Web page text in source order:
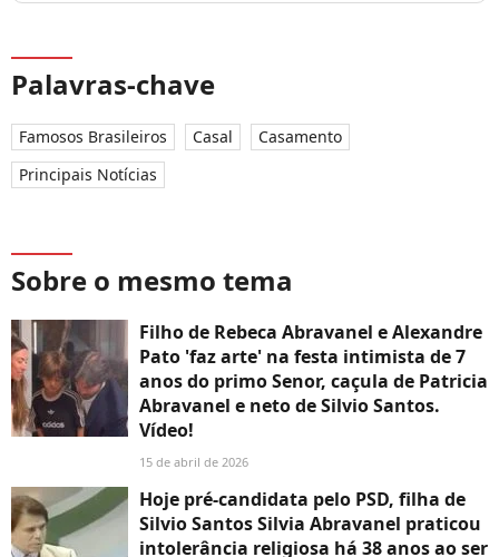
Palavras-chave
Famosos Brasileiros Casal
Casamento
Principais Notícias
Sobre o mesmo tema
Filho de Rebeca Abravanel e Alexandre
Pato 'faz arte' na festa intimista de 7
anos do primo Senor, caçula de Patricia
Abravanel e neto de Silvio Santos.
Vídeo!
15 de abril de 2026
Hoje pré-candidata pelo PSD, filha de
Silvio Santos Silvia Abravanel praticou
intolerância religiosa há 38 anos ao ser